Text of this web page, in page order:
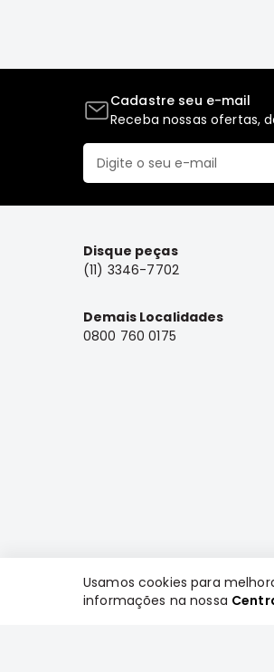
Cadastre seu e-mail
Receba nossas ofertas,
Disque peças
(11) 3346-7702
Demais Localidades
0800 760 0175
Usamos cookies para
informações na nossa